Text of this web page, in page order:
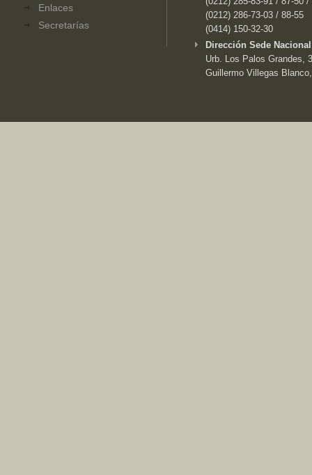
Enlaces
Secretarías
(0212) 286-73-03 / 88-55
(0414) 150-32-30
Dirección Sede
Urb. Los Palos Grandes,
Guillermo Villegas